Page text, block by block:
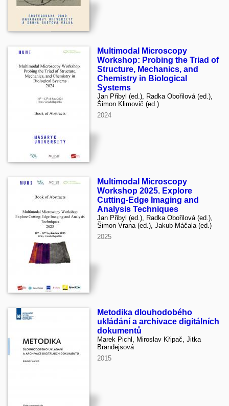
Multimodal Microscopy
Workshop: Probing the Triad of
Structure, Mechanics, and
Chemistry in Biological
Systems
Jan Přibyl (ed.), Radka Obořilová (ed.),
Šimon Klimovič (ed.)
2024
Multimodal Microscopy
Workshop 2025. Explore
Cutting-Edge Imaging and
Analysis Techniques
Jan Přibyl (ed.), Radka Obořilová (ed.),
Šimon Vrana (ed.), Jakub Máčala (ed.)
2025
Metodika dlouhodobého
ukládání a archivace digitálních
dokumentů
Marek Pichl, Miroslav Křipač, Jitka
Brandejsová
2015